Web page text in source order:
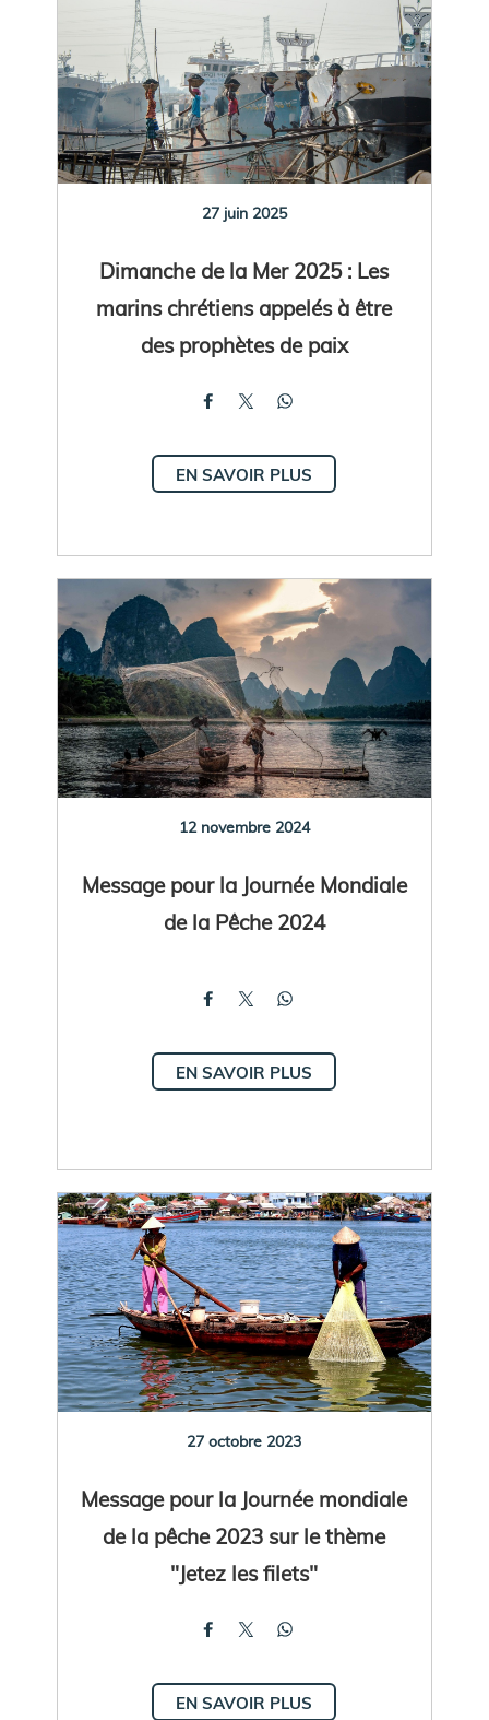
27 juin 2025
Dimanche de la Mer 2025 : Les
marins chrétiens appelés à être
des prophètes de paix
EN SAVOIR PLUS
12 novembre 2024
Message pour la Journée Mondiale
de la Pêche 2024
EN SAVOIR PLUS
27 octobre 2023
Message pour la Journée mondiale
de la pêche 2023 sur le thème
"Jetez les filets"
EN SAVOIR PLUS